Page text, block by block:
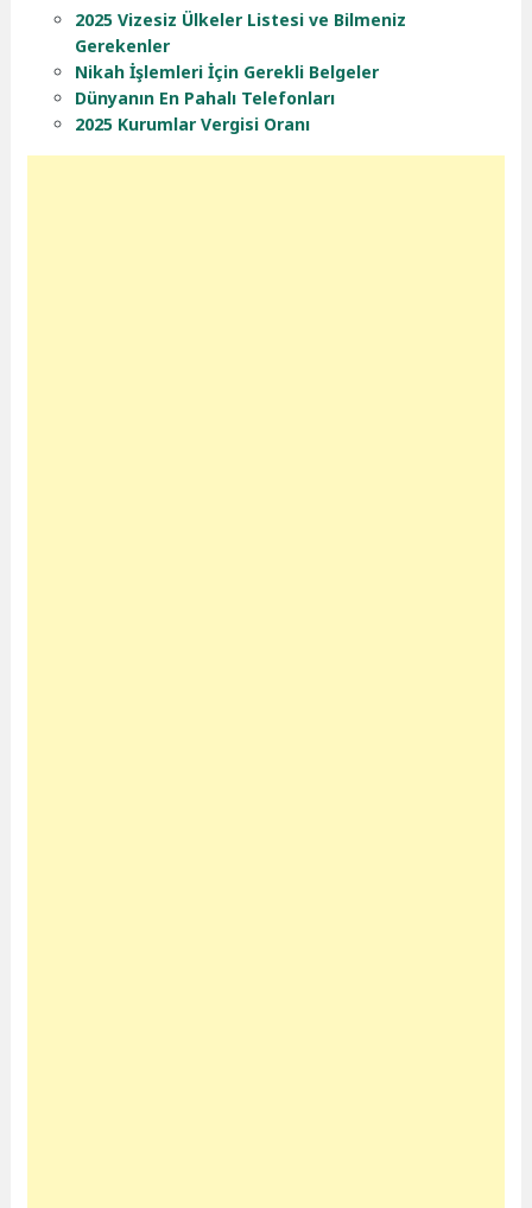
2025 Vizesiz Ülkeler Listesi ve Bilmeniz
Gerekenler
Nikah İşlemleri İçin Gerekli Belgeler
Dünyanın En Pahalı Telefonları
2025 Kurumlar Vergisi Oranı